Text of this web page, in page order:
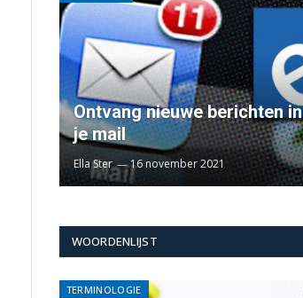
Ontvang nieuwe berichten in
je mail
Ella Ster 16 november 2021
WOORDENLIJST
TERMINOLOGIE